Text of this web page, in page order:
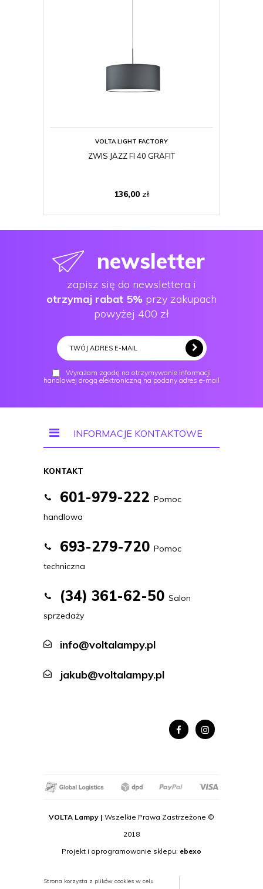
VOLTA LIGHT FACTORY
ZWIS JAZZ FI 40 GRAFIT
136,00 zł
newsletter
zapisz się do newslettera i
otrzymaj rabat 5% przy zakupach
powyżej 400 zł
Wyrażam zgodę na otrzymywanie informacji
handlowej drogą elektroniczną na podany adres e-mail
INFORMACJE KONTAKTOWE
KONTAKT
601-979-222 Pomoc
handlowa
693-279-720 Pomoc
techniczna
(34) 361-62-50 Salon
sprzedaży
info@voltalampy.pl
jakub@voltalampy.pl
VOLTA Lampy | Wszelkie Prawa Zastrzeżone ©
2018
Projekt i oprogramowanie sklepu: ebexo
Strona korzysta z plików cookies w celu